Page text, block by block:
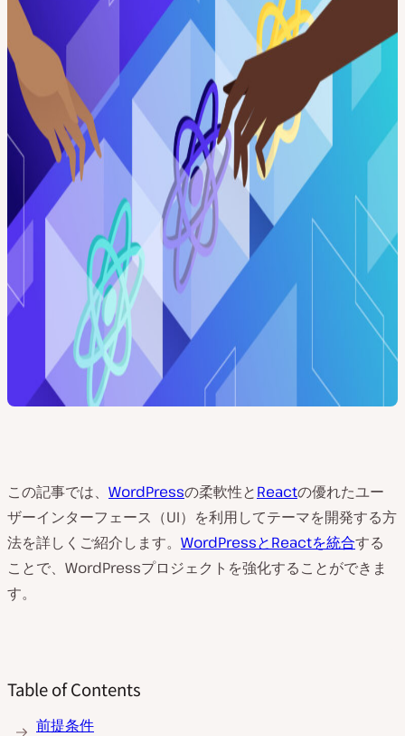
この記事では、 WordPressの柔軟性とReactの優れたユー
ザーインターフェース（UI）を利用してテーマを開発する方
法を詳しくご紹介します。 WordPressとReactを統合する
ことで、WordPressプロジェクトを強化することができま
す。
Table of Contents
前提条件